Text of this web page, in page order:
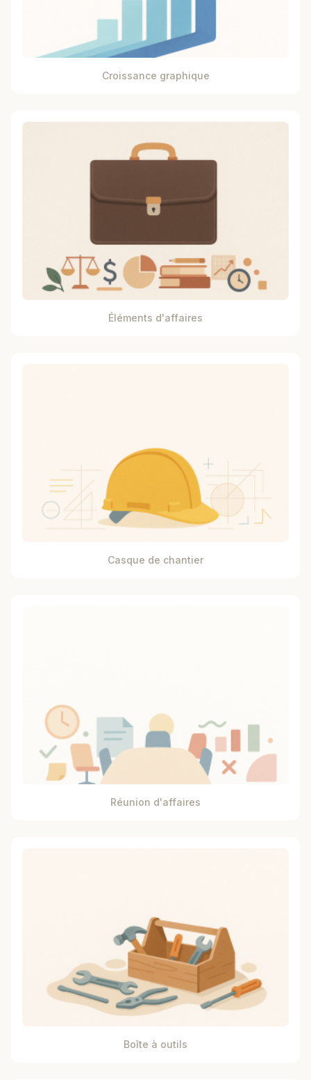
Croissance graphique
Éléments d'affaires
Casque de chantier
Réunion d'affaires
Boîte à outils